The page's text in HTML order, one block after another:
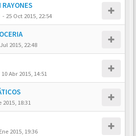
- 25 Oct 2015, 22:54
2015, 22:48
10 Abr 2015, 14:51
2015, 18:31
2015, 19:36